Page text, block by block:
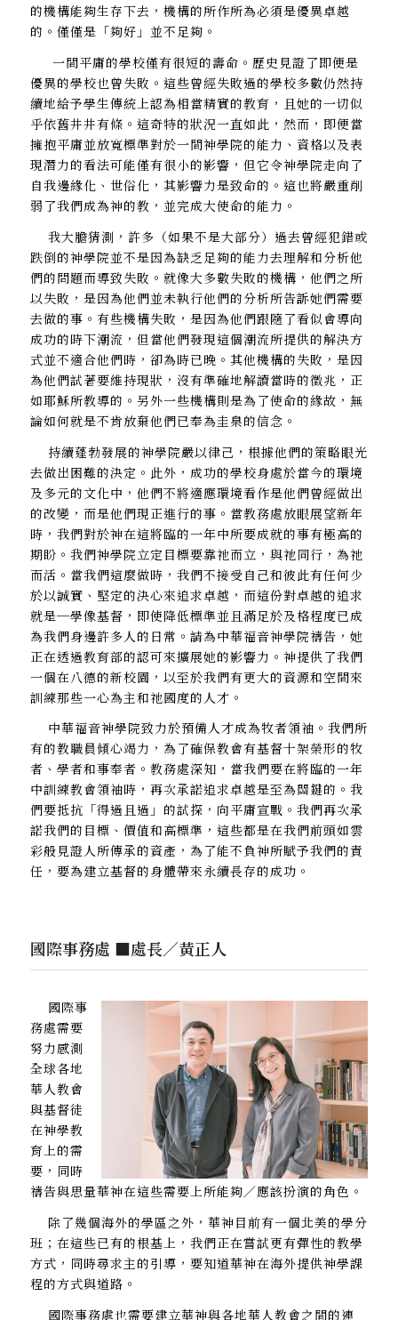
的機構能夠生存下去，機構的所作所為必須是優異卓越
的。僅僅是「夠好」並不足夠。
一間平庸的學校僅有很短的壽命。歷史見證了即便是
優異的學校也曾失敗。這些曾經失敗過的學校多數仍然持
續地給予學生傳統上認為相當精實的教育，且她的一切似
乎依舊井井有條。這奇特的狀況一直如此，然而，即便當
擁抱平庸並放寬標準對於一間神學院的能力、資格以及表
現潛力的看法可能僅有很小的影響，但它令神學院走向了
自我邊緣化、世俗化，其影響力是致命的。這也將嚴重削
弱了我們成為神的教，並完成大使命的能力。
我大膽猜測，許多（如果不是大部分）過去曾經犯錯或
跌倒的神學院並不是因為缺乏足夠的能力去理解和分析他
們的問題而導致失敗。就像大多數失敗的機構，他們之所
以失敗，是因為他們並未執行他們的分析所告訴她們需要
去做的事。有些機構失敗，是因為他們跟隨了看似會導向
成功的時下潮流，但當他們發現這個潮流所提供的解決方
式並不適合他們時，卻為時已晚。其他機構的失敗，是因
為他們試著要維持現狀，沒有準確地解讀當時的徵兆，正
如耶穌所教導的。另外一些機構則是為了使命的緣故，無
論如何就是不肯放棄他們已奉為圭臬的信念。
持續蓬勃發展的神學院嚴以律己，根據他們的策略眼光
去做出困難的決定。此外，成功的學校身處於當今的環境
及多元的文化中，他們不將適應環境看作是他們曾經做出
的改變，而是他們現正進行的事。當教務處放眼展望新年
時，我們對於神在這將臨的一年中所要成就的事有極高的
期盼。我們神學院立定目標要靠祂而立，與祂同行，為祂
而活。當我們這麼做時，我們不接受自己和彼此有任何少
於以誠實、堅定的決心來追求卓越，而這份對卓越的追求
就是─學像基督，即使降低標準並且滿足於及格程度已成
為我們身邊許多人的日常。請為中華福音神學院禱告，她
正在透過教育部的認可來擴展她的影響力。神提供了我們
一個在八德的新校園，以至於我們有更大的資源和空間來
訓練那些一心為主和祂國度的人才。
中華福音神學院致力於預備人才成為牧者領袖。我們所
有的教職員傾心竭力，為了確保教會有基督十架榮形的牧
者、學者和事奉者。教務處深知，當我們要在將臨的一年
中訓練教會領袖時，再次承諾追求卓越是至為關鍵的。我
們要抵抗「得過且過」的試探，向平庸宣戰。我們再次承
諾我們的目標、價值和高標準，這些都是在我們前頭如雲
彩般見證人所傳承的資產，為了能不負神所賦予我們的責
任，要為建立基督的身體帶來永續長存的成功。
國際事務處 ■處長／黃正人
國際事
務處需要
努力感測
全球各地
華人教會
與基督徒
在神學教
育上的需
要，同時
禱告與思量華神在這些需要上所能夠／應該扮演的角色。
除了幾個海外的學區之外，華神目前有一個北美的學分
班；在這些已有的根基上，我們正在嘗試更有彈性的教學
方式，同時尋求主的引導，要知道華神在海外提供神學課
程的方式與道路。
國際事務處也需要建立華神與各地華人教會之間的連